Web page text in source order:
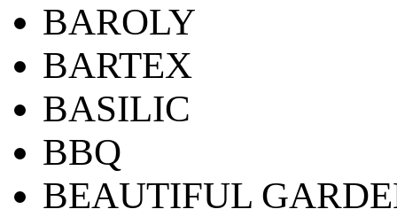
BAROLY
BARTEX
BASILIC
BBQ
BEAUTIFUL